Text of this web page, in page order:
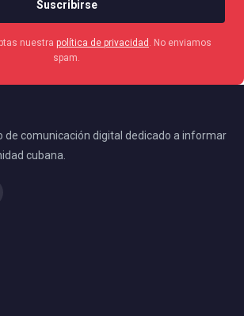
Suscribirse
nuestra política de privacidad
. No enviamos
spam.
de comunicación digital dedicado a informar
cubana.